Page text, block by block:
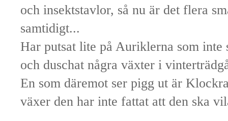
och insektstavlor, så nu är det flera
samtidigt...
Har putsat lite på Auriklerna som inte
och duschat några växter i
En som däremot ser pigg ut är
växer den har inte fattat att den ska